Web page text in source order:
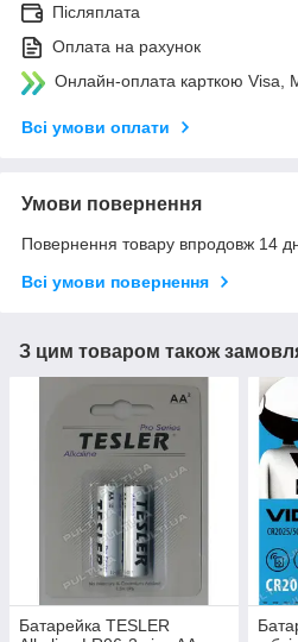
Післяплата
Оплата на рахунок
Онлайн-оплата карткою Visa,
Всі умови оплати
Умови повернення
Повернення товару впродовж 14
Всі умови повернення
З цим товаром також
Батарейка TESLER